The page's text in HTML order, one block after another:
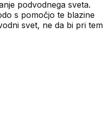
podvodnega sveta.
s pomočjo te blazine
svet, ne da bi pri tem